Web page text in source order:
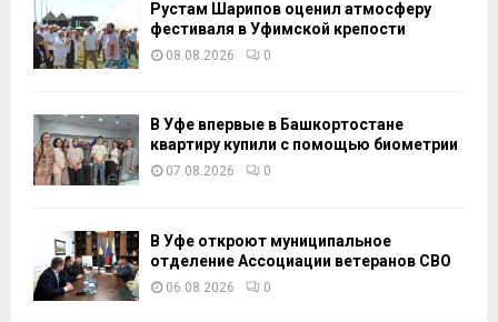
Рустам Шарипов оценил атмосферу
фестиваля в Уфимской крепости
08.08.2026 0
В Уфе впервые в Башкортостане
квартиру купили с помощью биометрии
07.08.2026 0
В Уфе откроют муниципальное
отделение Ассоциации ветеранов СВО
06.08.2026 0